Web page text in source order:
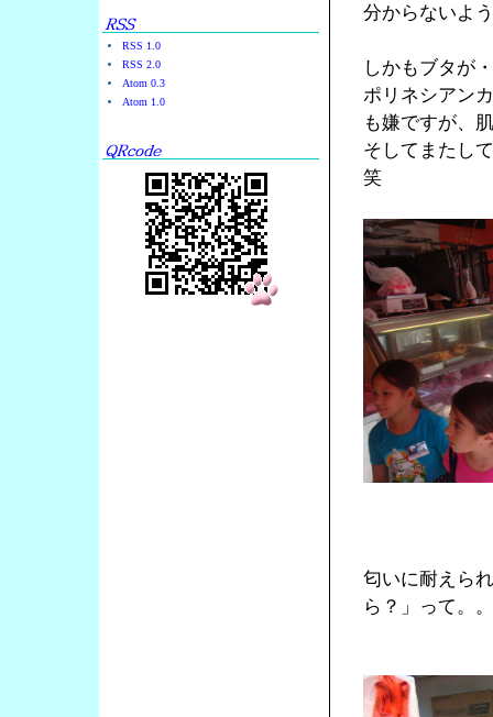
RSS 1.0
RSS 2.0
Atom 0.3
Atom 1.0
分からないよ
しかもブタが
ポリネシアン
も嫌ですが、
そしてまたし
笑
匂いに耐えら
ら？」って。